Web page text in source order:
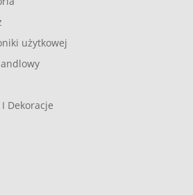
użytkowej
Dekoracje